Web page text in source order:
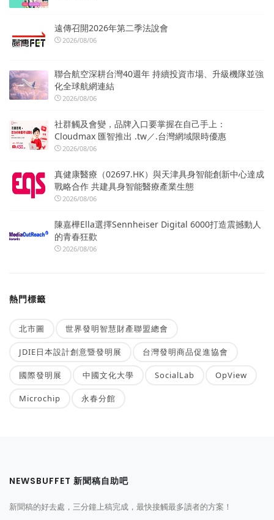
遠傳召開2026年第二季法說會
2026/08/06
聯合航空深耕台灣40週年 持續投資市場、升級機隊並強
化全球航網連結
2026/08/06
社群觸及會變，品牌入口要掌握在自己手上：
Cloudmax 匯智推出 .tw／.台灣網域限時優惠
2026/08/06
真健康醫療（02697.HK）與天津具身智能創新中心達成
戰略合作 共建具身智能醫療產業生態
2026/08/06
陳嘉樺Ella選擇Sennheiser Digital 6000打造震撼動人
的青春狂歡
2026/08/06
熱門標籤
北市圖 世界發明智慧財產聯盟總會
JDIE日本設計創意暨發明展 台灣發明商品促進協會
國際發明展 中國文化大學 SocialLab OpView
Microchip 永春分館
NEWSBUFFET 新聞稿自助吧
新聞稿的好去處，三分鐘上稿完成，最快接觸最多讀者的方案！